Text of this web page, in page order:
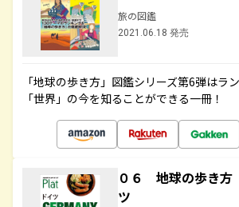
旅の図鑑
2021.06.18 発売
「地球の歩き方」図鑑シリーズ第6弾はラ
「世界」の今を知ることができる一冊！
０６ 地球の歩き
ツ